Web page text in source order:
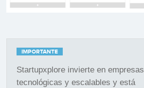
IMPORTANTE
Startupxplore invierte en empresas
tecnológicas y escalables y está